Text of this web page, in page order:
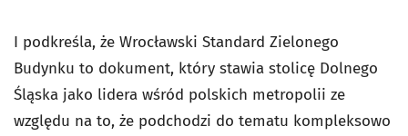
I podkreśla, że Wrocławski Standard Zielonego
Budynku to dokument, który stawia stolicę Dolnego
Śląska jako lidera wśród polskich metropolii ze
względu na to, że podchodzi do tematu kompleksowo